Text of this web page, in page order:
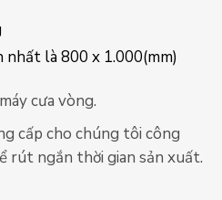
là 800 x 1.000(mm)
cưa vòng.
cấp cho chúng tôi công
rút ngắn thời gian sản xuất.